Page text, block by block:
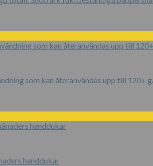
som kan återanvändas upp till 120+
handdukar